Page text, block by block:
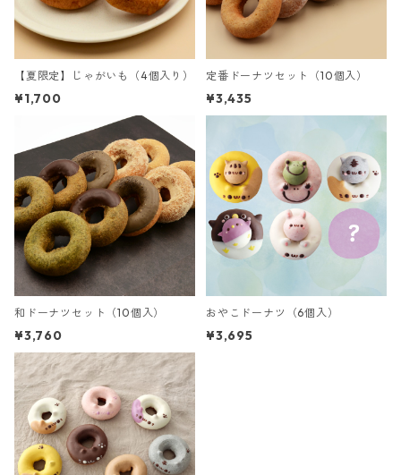
【夏限定】じゃがいも（4個入り）
¥1,700
定番ドーナツセット（10個入）
¥3,435
和ドーナツセット（10個入）
¥3,760
おやこドーナツ（6個入）
¥3,695